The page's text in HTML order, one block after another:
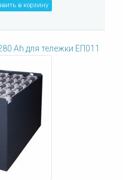
в корзину
Ah для тележки ЕП011